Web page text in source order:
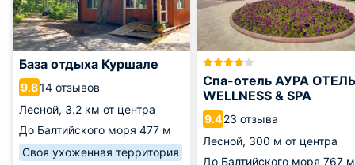
База отдыха Куршале
9.814 отзывов
Лесной, 3.2 км от центра
До Балтийского моря 477 м
Своя ухоженная территория
Спа-отель АУРА
WELLNESS & SPA
9.423 отзыва
Лесной, 300 м от центра
До Балтийского моря 767 м